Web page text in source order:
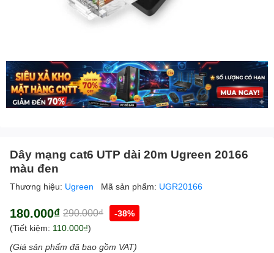
Dây mạng cat6 UTP dài 20m Ugreen 20166
màu đen
Thương hiệu: Ugreen Mã sản phẩm: UGR20166
180.000₫ 290.000₫
-38%
(Tiết kiệm: 110.000₫)
(Giá sản phẩm đã bao gồm VAT)